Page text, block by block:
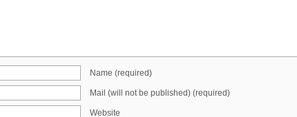
Name (required)
Mail (will not be published) (required)
Website